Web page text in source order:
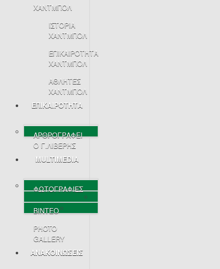
ΧΑΝΤΜΠΟΛ
ΙΣΤΟΡΙΑ
ΧΑΝΤΜΠΟΛ
ΕΠΙΚΑΙΡΟΤΗΤΑ
ΧΑΝΤΜΠΟΛ
ΑΘΛΗΤΕΣ
ΧΑΝΤΜΠΟΛ
ΕΠΙΚΑΙΡΟΤΗΤΑ
ΑΡΘΡΟΓΡΑΦΕΙ
Ο Γ.ΛΙΒΕΡΗΣ
MULTIMEDIA
ΦΩΤΟΓΡΑΦΙΕΣ
ΒΙΝΤΕΟ
PHOTO
GALLERY
ΑΝΑΚΟΙΝΩΣΕΙΣ